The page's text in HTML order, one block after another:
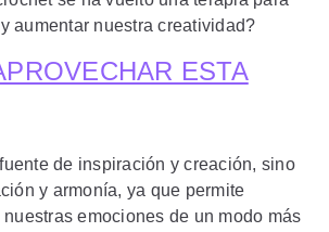
aumentar nuestra creatividad?
ESTA
de inspiración y creación, sino
y armonía, ya que permite
emociones de un modo más